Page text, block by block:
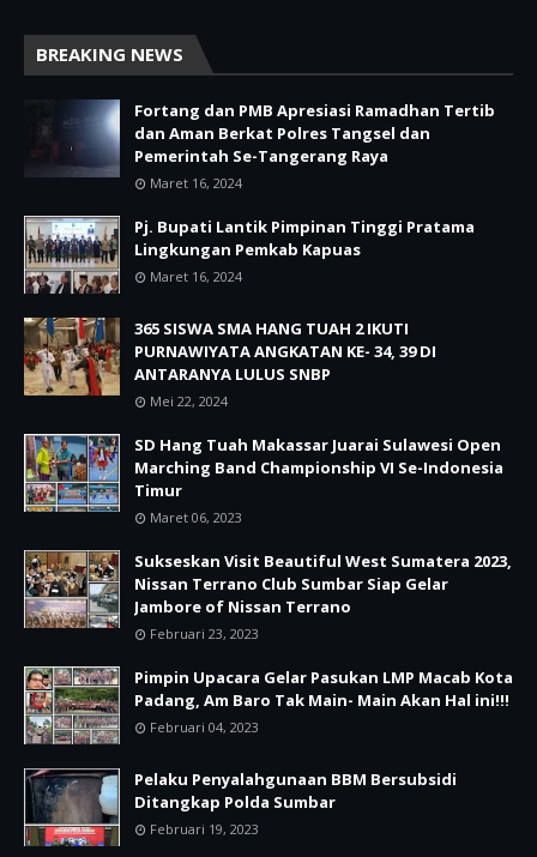
BREAKING NEWS
Fortang dan PMB Apresiasi Ramadhan Tertib
dan Aman Berkat Polres Tangsel dan
Pemerintah Se-Tangerang Raya
Maret 16, 2024
Pj. Bupati Lantik Pimpinan Tinggi Pratama
Lingkungan Pemkab Kapuas
Maret 16, 2024
365 SISWA SMA HANG TUAH 2 IKUTI
PURNAWIYATA ANGKATAN KE- 34, 39 DI
ANTARANYA LULUS SNBP
Mei 22, 2024
SD Hang Tuah Makassar Juarai Sulawesi Open
Marching Band Championship VI Se-Indonesia
Timur
Maret 06, 2023
Sukseskan Visit Beautiful West Sumatera 2023,
Nissan Terrano Club Sumbar Siap Gelar
Jambore of Nissan Terrano
Februari 23, 2023
Pimpin Upacara Gelar Pasukan LMP Macab Kota
Padang, Am Baro Tak Main- Main Akan Hal ini!!!
Februari 04, 2023
Pelaku Penyalahgunaan BBM Bersubsidi
Ditangkap Polda Sumbar
Februari 19, 2023